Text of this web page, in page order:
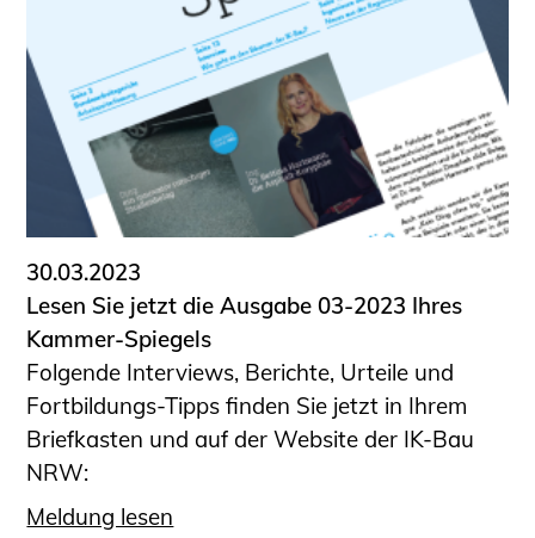
30.03.2023
Lesen Sie jetzt die Ausgabe 03-2023 Ihres
Kammer-Spiegels
Folgende Interviews, Berichte, Urteile und
Fortbildungs-Tipps finden Sie jetzt in Ihrem
Briefkasten und auf der Website der IK-Bau
NRW:
Meldung lesen